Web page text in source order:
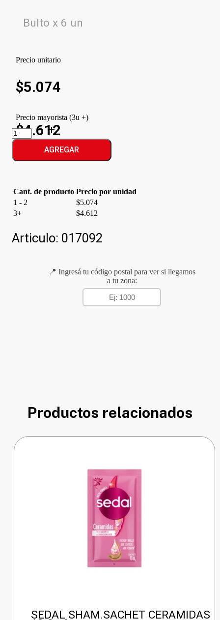
Bulto x 6 un
Precio unitario
$5.074
Precio mayorista (3u +)
$4.612
KEVIN
DEO.AER
ABSOLUTEAGREGAR
Cant. de producto Precio por unidad
1 - 2
$5.074
3+
$4.612
Articulo: 017092
📍 Ingresá tu código postal para ver si llegamos
a tu zona:
Productos relacionados
SEDAL SHAM.SACHET CERAMIDAS